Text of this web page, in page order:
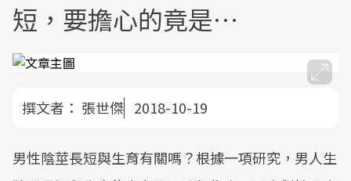
短，要擔心的竟是…
撰文者： 張世傑 2018-10-19
男性陰莖長短與生育有關嗎？根據一項研究，男人生